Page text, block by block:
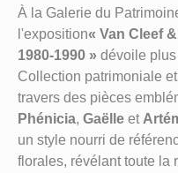
À la Galerie du
l'exposition« Van Cleef
1980-1990 » dévoile
Collection patrimoniale
travers des pièces
Phénicia, Gaëlle et
un style nourri de
florales, révélant toute la